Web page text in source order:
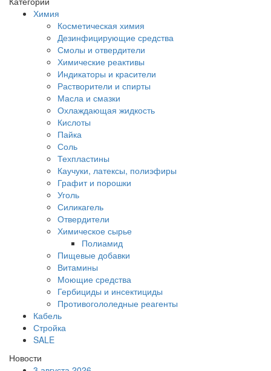
Химия
Косметическая химия
Дезинфицирующие средства
Смолы и отвердители
Химические реактивы
Индикаторы и красители
Растворители и спирты
Масла и смазки
Охлаждающая жидкость
Кислоты
Пайка
Соль
Техпластины
Каучуки, латексы, полиэфиры
Графит и порошки
Уголь
Силикагель
Отвердители
Химическое сырье
Полиамид
Пищевые добавки
Витамины
Моющие средства
Гербициды и инсектициды
Противогололедные реагенты
Кабель
Стройка
SALE
Новости